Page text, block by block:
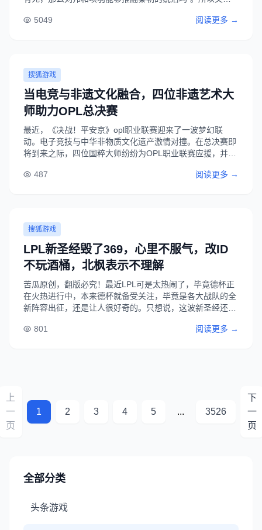
让刘邦来单独面对秦始皇带领的末代秦朝，谁能赢？刘邦在
5049 阅读更多 →
搜狐游戏
当电竞与非遗文化融合，四位非遗艺术大
师助力OPL总决赛
最近，《决战！平安京》opl职业联赛迎来了一波梦幻联
动。电子竞技与中华非物质文化遗产激情对撞。在总决赛即
将到来之际，四位国粹大师纷纷为OPL职业联赛应援，并将
刻国家级代表性传承人。而嘉定竹刻早在15年前就被列为列
487 阅读更多 →
搜狐游戏
LPL新圣经毁了369，心里不服气，改ID
不玩酒桶，北枫表示不理解
苦瓜原创，翻版必究！最近LPL可是太热闹了，毕竟德杯正
在火热进行中，本来德杯就备受关注，毕竟是各大战队的全
新阵容出征，还是让人很好奇的。只想说，这波新圣经还真
受了，还被新圣经冲击了一波，不能接受，这不，369的ID
801 阅读更多 →
上
一
页
1 2 3 4 5 ... 3526
下
一
页
全部分类
头条游戏